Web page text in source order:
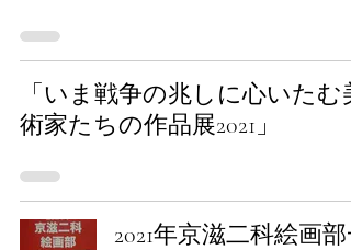
「いま戦争の兆しに心いたむ美
術家たちの作品展2021」
2021年京滋二科絵画部